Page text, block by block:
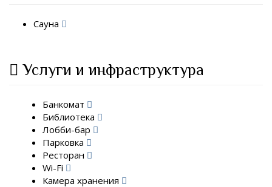
Сауна
Услуги и инфраструктура
Банкомат
Библиотека
Лобби-бар
Парковка
Ресторан
Wi-Fi
Камера хранения